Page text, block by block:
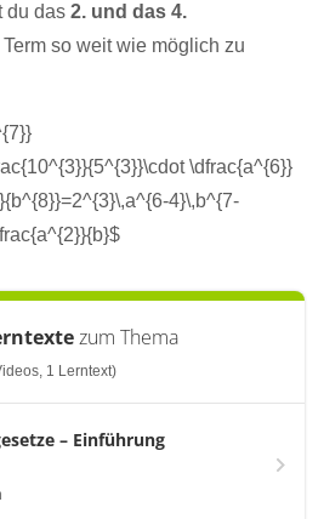
du das 2. und das 4.
Term so weit wie möglich zu
\dfrac{a^{6}}
4}\,b^{7-
zum Thema
1 Lerntext)
– Einführung